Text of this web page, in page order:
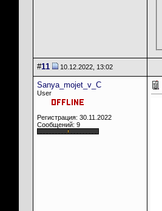
#11 10.12.2022, 13:02
Sanya_mojet_v_C
User
Регистрация: 30.11.2022
Сообщений: 9